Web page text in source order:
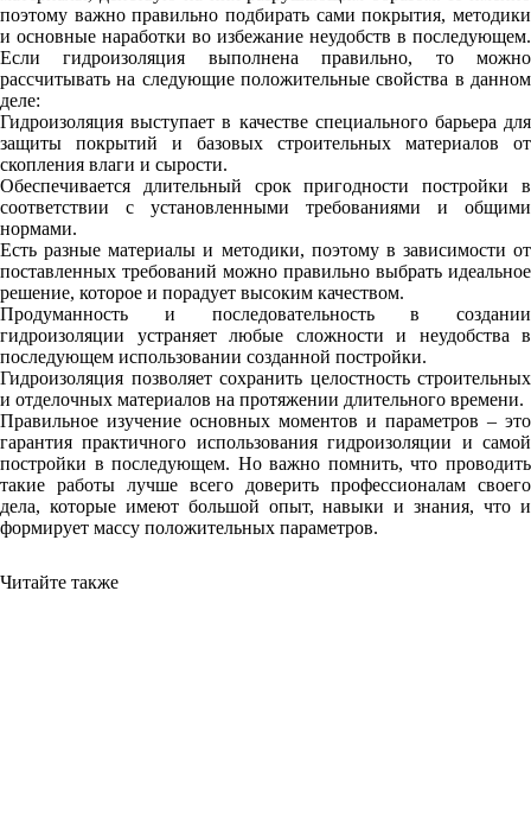
поэтому важно правильно подбирать сами покрытия, методики
и основные наработки во избежание неудобств в последующем.
Если гидроизоляция выполнена правильно, то можно
рассчитывать на следующие положительные свойства в данном
деле:
Гидроизоляция выступает в качестве специального барьера для
защиты покрытий и базовых строительных материалов от
скопления влаги и сырости.
Обеспечивается длительный срок пригодности постройки в
соответствии с установленными требованиями и общими
нормами.
Есть разные материалы и методики, поэтому в зависимости от
поставленных требований можно правильно выбрать идеальное
решение, которое и порадует высоким качеством.
Продуманность и последовательность в создании
гидроизоляции устраняет любые сложности и неудобства в
последующем использовании созданной постройки.
Гидроизоляция позволяет сохранить целостность строительных
и отделочных материалов на протяжении длительного времени.
Правильное изучение основных моментов и параметров – это
гарантия практичного использования гидроизоляции и самой
постройки в последующем. Но важно помнить, что проводить
такие работы лучше всего доверить профессионалам своего
дела, которые имеют большой опыт, навыки и знания, что и
формирует массу положительных параметров.
Читайте также